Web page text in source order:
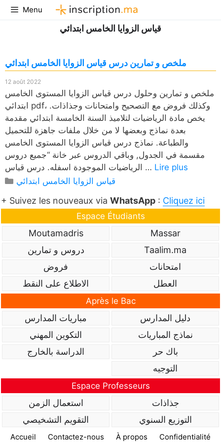
Aller
au
Menu
قياس الزوايا الخامس ابتدائي
ملخص و تمارين درس قياس الزوايا الخامس ابتدائي
12 août 2022
ملخص و تمارين وحلول درس قياس الزوايا المستوى الخامس
ابتدائي pdf، وكذلك فروض مع التصحيح وامتحانات وجذاذات.
يخص مادة الرياضيات لتلاميذ السنة الخامسة ابتدائي مقدمة
بعدة نماذج وبعضها لا من خلال ملفات جاهزة للتحميل
والطباعة. نماذج درس قياس الزوايا المستوى الخامس
مقسمة في الجدول, وباقي الدروس عبر خانة “جميع دروس
الرياضيات الموجودة اسفله. درس قياس … Lire plus
Catégories
قياس الزوايا الخامس ابتدائي
+ Suivez les nouveaux via WhatsApp : Cliquez ici
Espace Étudiants
Massar
Moutamadris
Taalim.ma
دروس و تمارين
امتحانات
فروض
العطل
الاطلاع على النقط
Après le Bac
دليل المدارس
مباريات المدارس
نماذج المباريات
التكوين المهني
باك حر
الدراسة بالخارج
التوجيه
Espace Professeurs
جذاذات
استعمال الزمن
التوزيع السنوي
التقويم التشخيصي
Accueil Contactez-nous À propos Confidentialité